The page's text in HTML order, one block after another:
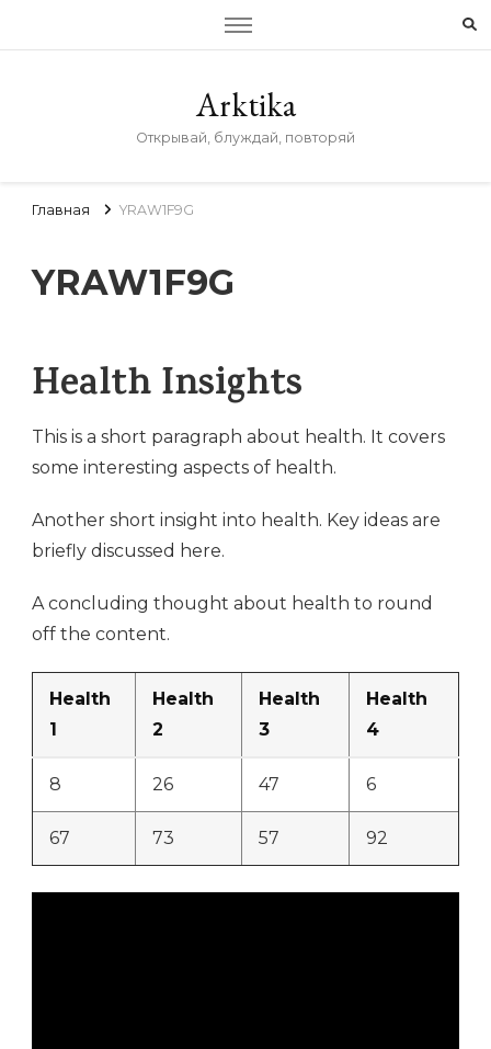
Arktika
Открывай, блуждай, повторяй
Главная YRAW1F9G
YRAW1F9G
Health Insights
This is a short paragraph about health. It covers
some interesting aspects of health.
Another short insight into health. Key ideas are
briefly discussed here.
A concluding thought about health to round
off the content.
Health
1
Health
2
Health
3
Health
4
8 26 47 6
67 73 57 92